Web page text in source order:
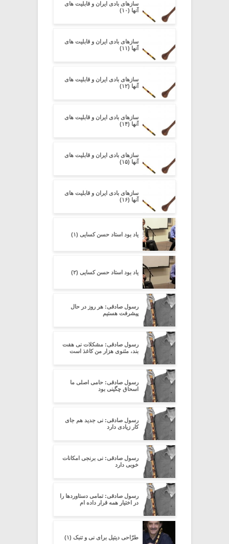
سازهای بادی ایران و قابلیت های
آنها (۱۰)
سازهای بادی ایران و قابلیت های
آنها (۱۱)
سازهای بادی ایران و قابلیت های
آنها (۱۲)
سازهای بادی ایران و قابلیت های
آنها (۱۴)
سازهای بادی ایران و قابلیت های
آنها (۱۵)
سازهای بادی ایران و قابلیت های
آنها (۱۶)
یاد بود استاد حسن کسایی (۱)
یاد بود استاد حسن کسایی (۲)
رسول صادقی: هر روز در حال
پیشرفت هستیم
رسول صادقی: مشکلات نی هفت
بند، مثنوی هزار من کاغذ است
رسول صادقی: حامی اصلی ما
اسحاق چگینی بود
رسول صادقی: نی جدید هم جای
کار زیادی دارد
رسول صادقی: نی برنجی امکانات
خوبی دارد
رسول صادقی: تمامی دستاوردها را
در اختیار همه قرار داده ام
طرّاحی دیتیل برای نی و تنبک (۱)